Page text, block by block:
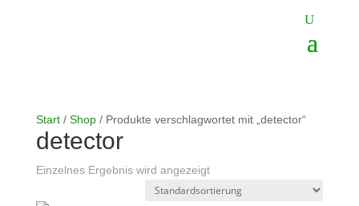
Start/ Shop/ Produkte verschlagwortet mit „detector“
detector
Einzelnes Ergebnis wird angezeigt